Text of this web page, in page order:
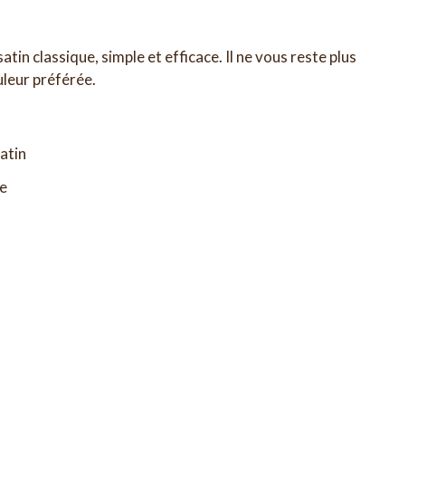
classique, simple et efficace. Il ne vous reste plus
préférée.